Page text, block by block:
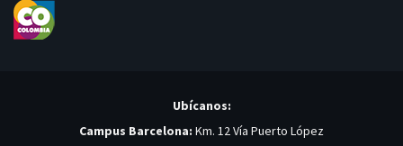
Ubícanos:
Campus Barcelona: Km. 12 Vía Puerto López